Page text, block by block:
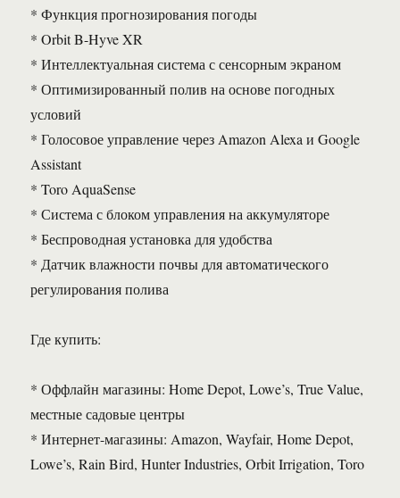
* Функция прогнозирования погоды
* Orbit B-Hyve XR
* Интеллектуальная система с сенсорным экраном
* Оптимизированный полив на основе погодных
условий
* Голосовое управление через Amazon Alexa и Google
Assistant
* Toro AquaSense
* Система с блоком управления на аккумуляторе
* Беспроводная установка для удобства
* Датчик влажности почвы для автоматического
регулирования полива
Где купить:
* Оффлайн магазины: Home Depot, Lowe’s, True Value,
местные садовые центры
* Интернет-магазины: Amazon, Wayfair, Home Depot,
Lowe’s, Rain Bird, Hunter Industries, Orbit Irrigation, Toro